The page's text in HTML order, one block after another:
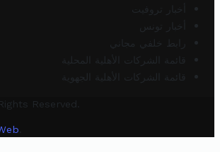
أخبار تروفيت
أخبار تونس
رابط خلفي مجاني
قائمة الشركات الأهلية المحلية
قائمة الشركات الأهلية الجهوية
Reserved.